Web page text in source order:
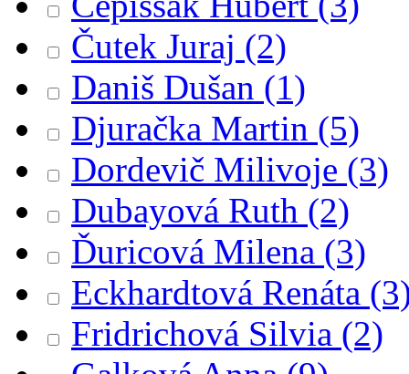
Čutek Juraj (2)
Daniš Dušan (1)
Djuračka Martin (5)
Dordevič Milivoje (3)
Dubayová Ruth (2)
Ďuricová Milena (3)
Eckhardtová Renáta
Fridrichová Silvia (2)